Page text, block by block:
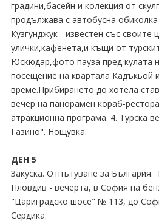
градини,басейн и колекция от
продължава с автобусна
Кузгунджук - известен със своите
улички,кафенета,и къщи от
Юскюдар,фото пауза пред кулата
посещение на квартала Кадъкьой
време.Прибирането до хотела
вечер на панорамен кораб-
атракционна програма. 4. Турска
Газино". Нощувка.
ДЕН 5
Закуска. Отпътуване за България.
Пловдив - вечерта, в София на
"Цариградско шосе" № 113, до
Сердика.